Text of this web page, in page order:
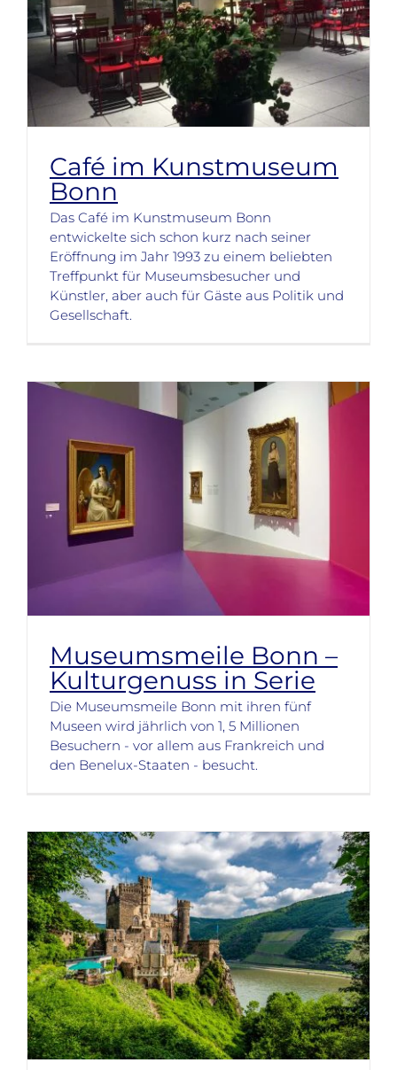
Café im Kunstmuseum
Bonn
Das Café im Kunstmuseum Bonn
entwickelte sich schon kurz nach seiner
Eröffnung im Jahr 1993 zu einem beliebten
Treffpunkt für Museumsbesucher und
Künstler, aber auch für Gäste aus Politik und
Gesellschaft.
Museumsmeile Bonn –
Kulturgenuss in Serie
Die Museumsmeile Bonn mit ihren fünf
Museen wird jährlich von 1, 5 Millionen
Besuchern - vor allem aus Frankreich und
den Benelux-Staaten - besucht.